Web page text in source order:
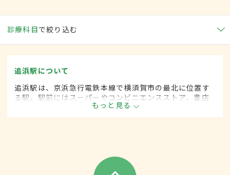
診療科目で絞り込む
追浜駅について
追浜駅は、京浜急行電鉄本線で横須賀市の最北に位置す
る駅。駅前にはスーパーやコンビニエンスストア、書店
などが一通りそろっており、商店街も充実。多くの企業
の事業所や研究所も置かれている。鷹取山、夏島貝塚と
もっと見る